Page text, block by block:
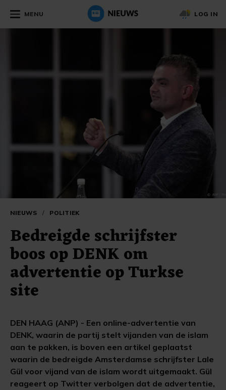
MENU LOG IN
NIEUWS / POLITIEK
Bedreigde schrijfster
boos op DENK om
advertentie op Turkse
site
DEN HAAG (ANP) - Een online-advertentie van
DENK, waarin de partij stelt vijanden van de islam
aan te pakken, is boven een artikel geplaatst
waarin de bedreigde Amsterdamse schrijfster Lale
Gül voor vijand van de islam wordt uitgemaakt. Gül
reageert op Twitter verbolgen dat de advertentie,